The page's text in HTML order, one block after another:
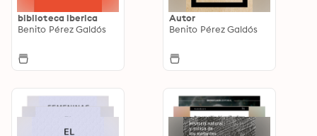
biblioteca iberica
Benito Pérez Galdós
Autor
Benito Pérez Galdós